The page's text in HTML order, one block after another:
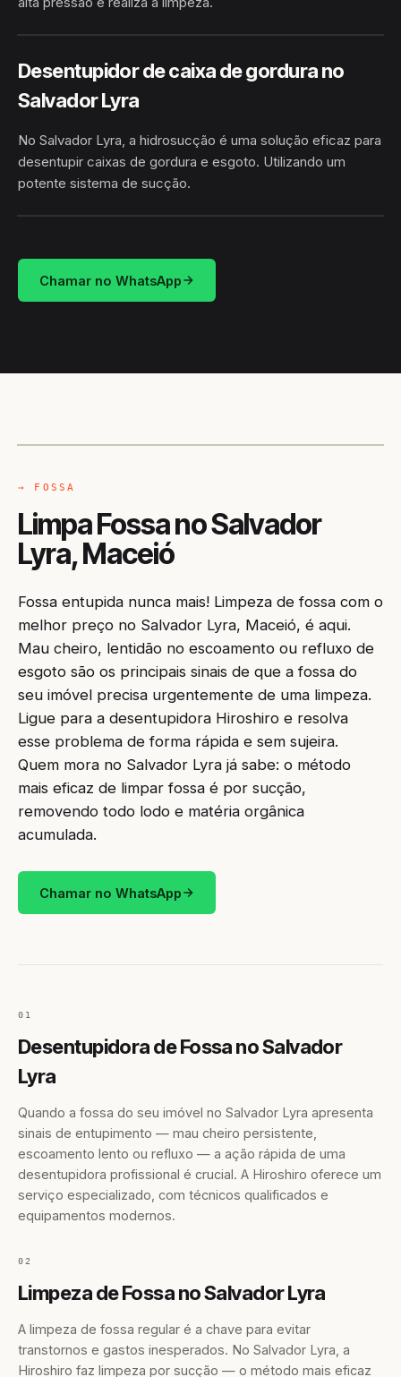
HIDROJATEAMENTO SALVADOR LYRA · MACEIÓ/AL
Desentupidor de caixa de gordura no
Salvador Lyra
No Salvador Lyra, a hidrosucção é uma solução eficaz para
desentupir caixas de gordura e esgoto. Utilizando um
potente sistema de sucção.
HIDROSUCÇÃO
Chamar no WhatsApp
→ FOSSA
Limpa Fossa no Salvador
Lyra, Maceió
Fossa entupida nunca mais! Limpeza de fossa com o
melhor preço no Salvador Lyra, Maceió, é aqui.
Mau cheiro, lentidão no escoamento ou refluxo de
esgoto são os principais sinais de que a fossa do
seu imóvel precisa urgentemente de uma limpeza.
Ligue para a desentupidora Hiroshiro e resolva
esse problema de forma rápida e sem sujeira.
Quem mora no Salvador Lyra já sabe: o método
mais eficaz de limpar fossa é por sucção,
removendo todo lodo e matéria orgânica
acumulada.
Chamar no WhatsApp
01
Desentupidora de Fossa no Salvador
Lyra
Quando a fossa do seu imóvel no Salvador Lyra apresenta
sinais de entupimento — mau cheiro persistente,
escoamento lento ou refluxo — a ação rápida de uma
desentupidora profissional é crucial. A Hiroshiro oferece um
serviço especializado, com técnicos qualificados e
equipamentos modernos.
02
Limpeza de Fossa no Salvador Lyra
A limpeza de fossa regular é a chave para evitar
transtornos e gastos inesperados. No Salvador Lyra, a
Hiroshiro faz limpeza por sucção — o método mais eficaz